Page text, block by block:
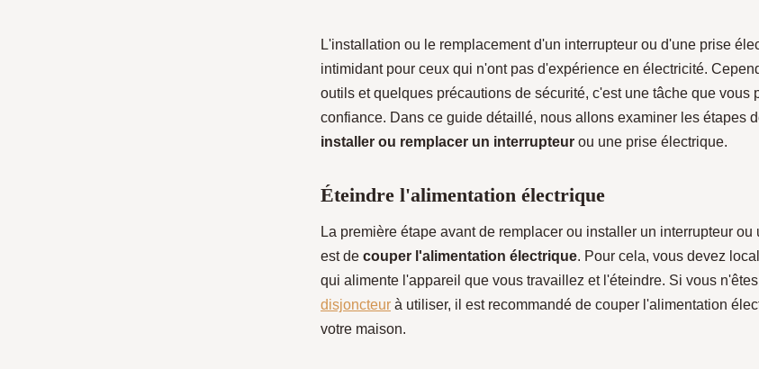
L'installation ou le remplacement d'un interrupteur ou d'une prise
intimidant pour ceux qui n'ont pas d'expérience en électricité.
outils et quelques précautions de sécurité, c'est une tâche que vous
confiance. Dans ce guide détaillé, nous allons examiner les étapes
installer ou remplacer un interrupteur ou une prise électrique.
Éteindre l'alimentation électrique
La première étape avant de remplacer ou installer un interrupteur
est de couper l'alimentation électrique. Pour cela, vous devez
qui alimente l'appareil que vous travaillez et l'éteindre. Si vous
disjoncteur à utiliser, il est recommandé de couper l'alimentation
votre maison.